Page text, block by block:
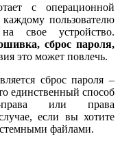
с операционной
пользователю
свое устройство.
сброс пароля,
это может повлечь.
сброс пароля –
единственный способ
права или права
если вы хотите
файлами.